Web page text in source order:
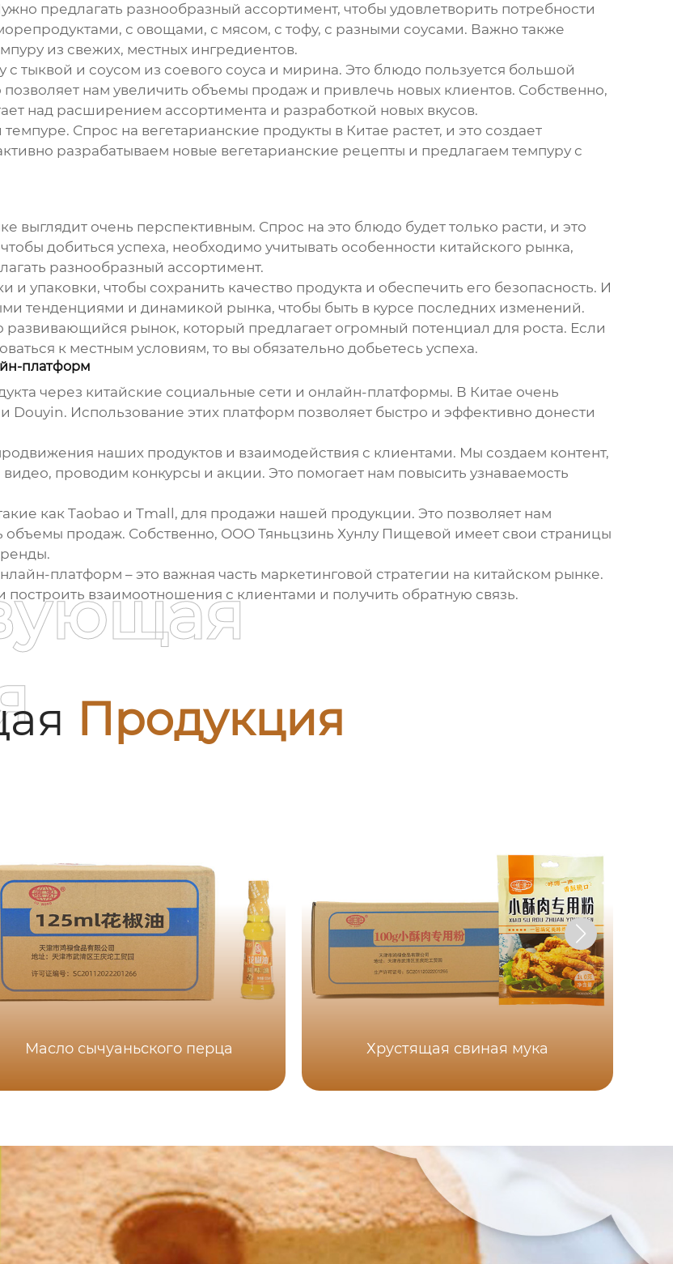
предлагать разнообразный ассортимент, чтобы удовлетворить потребности
с овощами, с мясом, с тофу, с разными соусами. Важно также
из свежих, местных ингредиентов.
с тыквой и соусом из соевого соуса и мирина. Это блюдо пользуется большой
нам увеличить объемы продаж и привлечь новых клиентов. Собственно,
над расширением ассортимента и разработкой новых вкусов.
темпуре. Спрос на вегетарианские продукты в Китае растет, и это создает
разрабатываем новые вегетарианские рецепты и предлагаем темпурус
выглядит очень перспективным. Спрос на это блюдо будет только расти, и это
добиться успеха, необходимо учитывать особенности китайского рынка,
разнообразный ассортимент.
и упаковки, чтобы сохранить качество продукта и обеспечить его безопасность. И
тенденциями и динамикой рынка, чтобы быть в курсе последних изменений.
развивающийся рынок, который предлагает огромный потенциал для роста. Если
к местным условиям, то вы обязательно добьетесь успеха.
платформ
через китайские социальные сети и онлайн-платформы. В Китае очень
Douyin. Использование этих платформ позволяет быстро и эффективно донести
наших продуктов и взаимодействия с клиентами. Мы создаем контент,
проводим конкурсы и акции. Это помогает нам повысить узнаваемость
как Taobao и Tmall, для продажи нашей продукции. Это позволяет нам
объемы продаж. Собственно, ООО Тяньцзинь Хунлу Пищевой имеет свои страницы
платформ – это важная часть маркетинговой стратегии на китайском рынке.
построить взаимоотношения с клиентами и получить обратную связь.
Продукция
Масло сычуаньского перца Хрустящая свиная мука